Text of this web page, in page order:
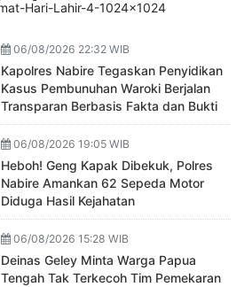
06/08/2026 22:32 WIB
Kapolres Nabire Tegaskan Penyidikan
Kasus Pembunuhan Waroki Berjalan
Transparan Berbasis Fakta dan Bukti
06/08/2026 19:05 WIB
Heboh! Geng Kapak Dibekuk, Polres
Nabire Amankan 62 Sepeda Motor
Diduga Hasil Kejahatan
06/08/2026 15:28 WIB
Deinas Geley Minta Warga Papua
Tengah Tak Terkecoh Tim Pemekaran